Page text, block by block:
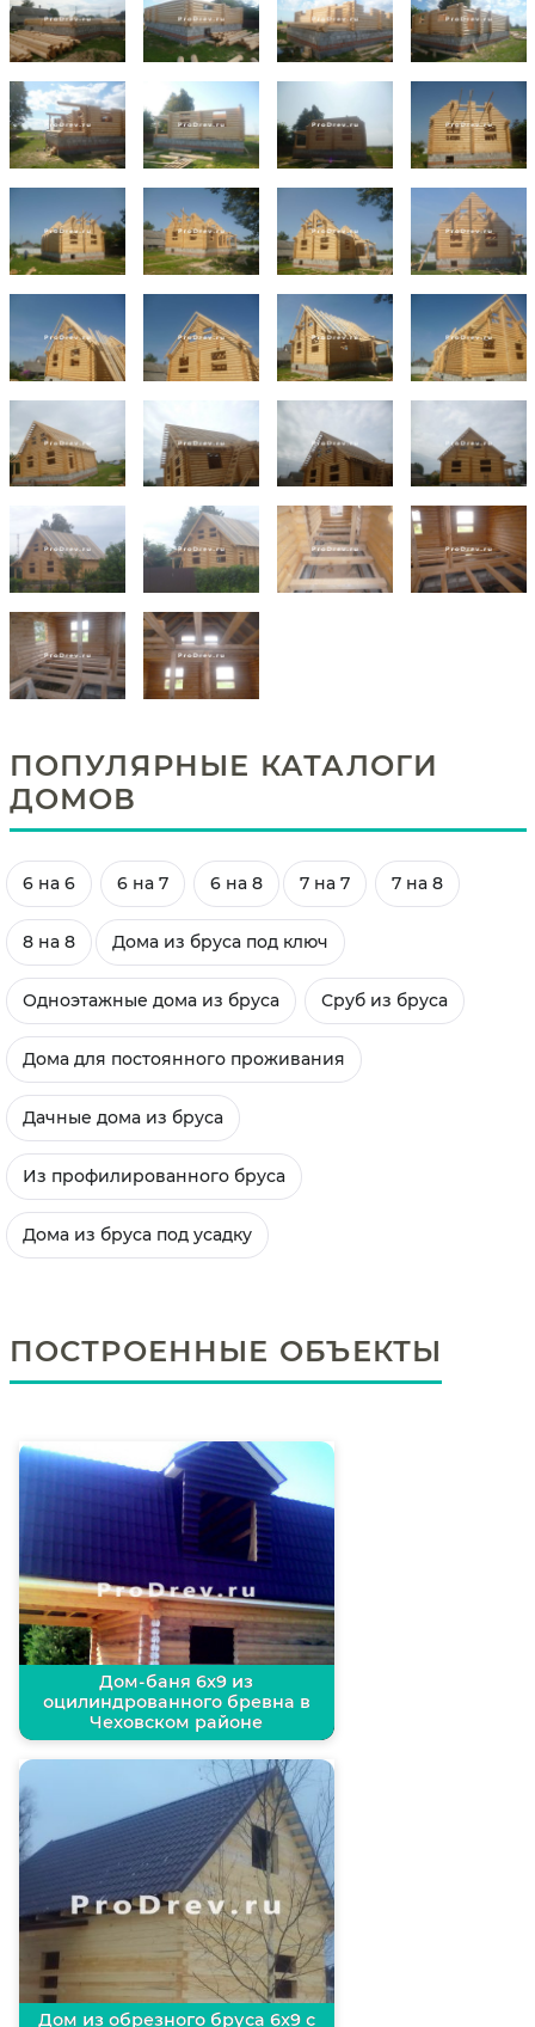
ПОПУЛЯРНЫЕ КАТАЛОГИ
ДОМОВ
6 на 6 6 на 7 6 на 8 7 на 7 7 на 8
8 на 8 Дома из бруса под ключ
Одноэтажные дома из бруса Сруб из бруса
Дома для постоянного проживания
Дачные дома из бруса
Из профилированного бруса
Дома из бруса под усадку
ПОСТРОЕННЫЕ ОБЪЕКТЫ
Дом-баня 6х9 из
оцилиндрованного бревна в
Чеховском районе
Дом из обрезного бруса 6х9 с